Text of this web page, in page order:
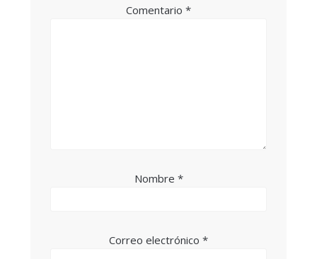
Comentario *
Nombre *
Correo electrónico *